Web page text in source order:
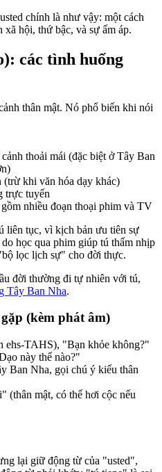
chính là như vậy: một cách
xã hội, thứ bậc, và sự ấm áp.
các tình huống
thân mật. Nó phổ biến khi nói
thoải mái (đặc biệt ở Tây Ban
(trừ khi văn hóa dạy khác)
trực tuyến
nhiều đoạn thoại phim và TV
liên tục, vì kịch bản ưu tiên sự
học qua phim giúp tú thấm nhịp
lọc lịch sự" cho đời thực.
đời thường đi tự nhiên với tú,
Tây Ban Nha.
(kèm phát âm)
ehs-TAHS), "Bạn khỏe không?"
này thế nào?"
Ban Nha, gọi chú ý kiểu thân
(thân mật, có thể hơi cộc nếu
lại giữ động từ của "usted",